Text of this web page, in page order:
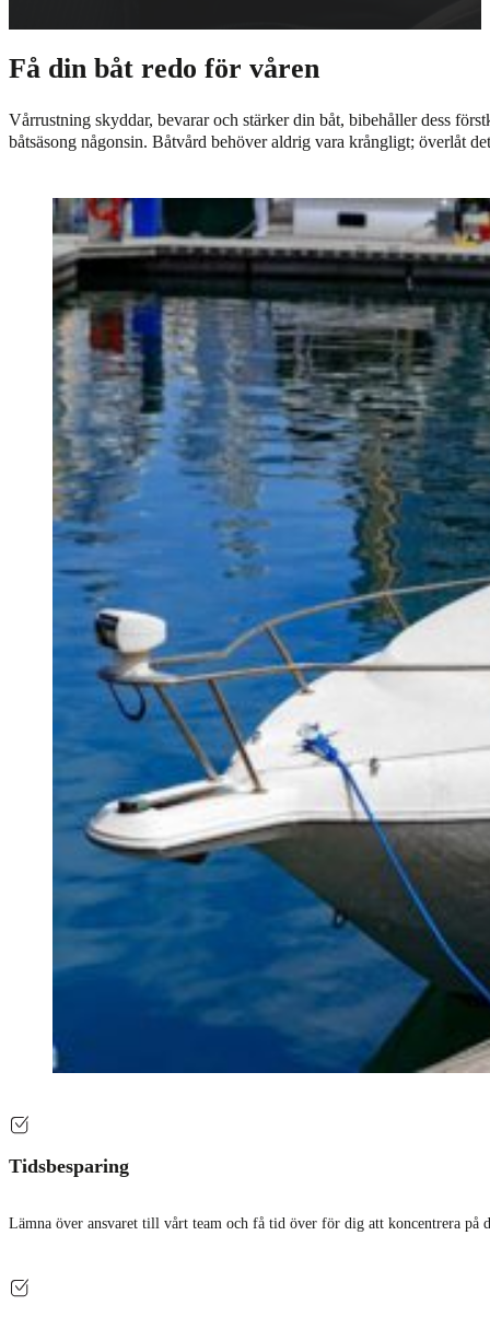
Få din båt redo för våren
Vårrustning skyddar, bevarar och stärker din båt, bibehåller dess
båtsäsong någonsin. Båtvård behöver aldrig vara krångligt; överlåt
Tidsbesparing
Lämna över ansvaret till vårt team och få tid över för dig att koncentrera på